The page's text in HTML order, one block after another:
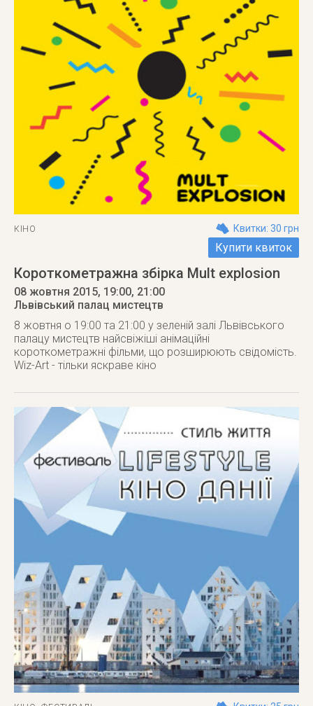
КІНО Квитки: 30 грн
Купити квиток
Короткометражна збірка Mult explosion
08 жовтня 2015, 19:00, 21:00
Львівський палац мистецтв
8 жовтня о 19:00 та 21:00 у зеленій залі Львівського
палацу мистецтв найсвіжіші анімаційні
короткометражні фільми, що розширюють свідомість.
Wiz-Art - тільки яскраве кіно